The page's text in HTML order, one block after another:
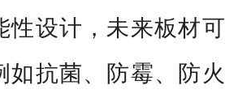
性设计，未来板材
如抗菌、防霉、防